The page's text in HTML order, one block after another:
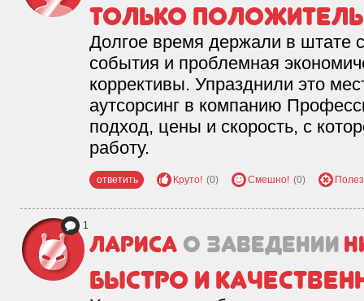
только
Долгое время держали в штате
события и проблемная
коррективы. Упразднили это
аутсорсинг в компанию
подход, цены и скорость, с
работу.
ответить Круто! (0) Смешно! (0)
1
лариса о заведении
быстро и